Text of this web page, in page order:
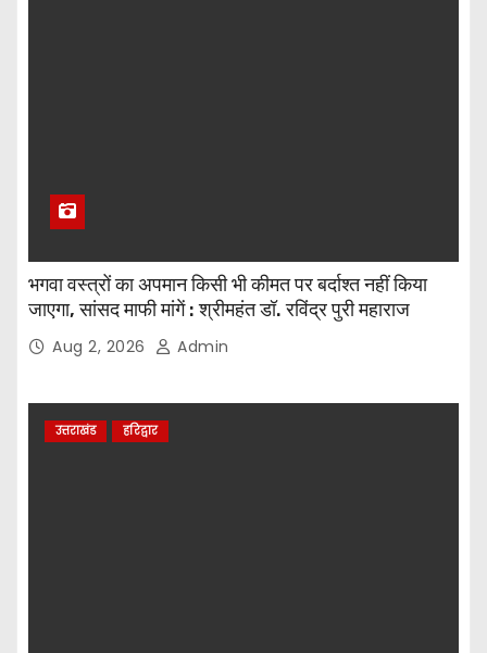
भगवा वस्त्रों का अपमान किसी भी कीमत पर बर्दाश्त नहीं किया
जाएगा, सांसद माफी मांगें : श्रीमहंत डॉ. रविंद्र पुरी महाराज
Aug 2, 2026 Admin
उत्तराखंड हरिद्वार